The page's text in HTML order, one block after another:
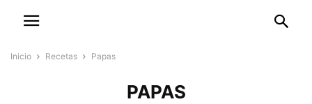
Inicio Recetas Papas
PAPAS